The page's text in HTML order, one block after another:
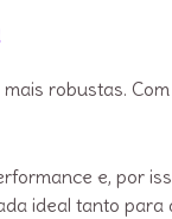
robustas.
e, por
ideal tanto